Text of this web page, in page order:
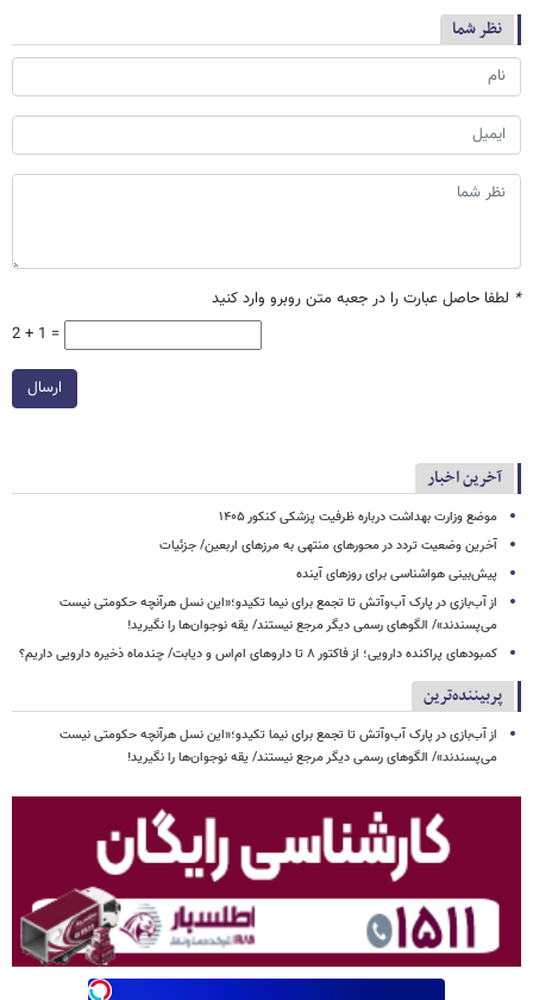
نظر شما
* لطفا حاصل عبارت را در جعبه متن روبرو وارد کنید
2 + 1 =
ارسال
آخرین اخبار
موضع وزارت بهداشت درباره ظرفیت پزشکی کنکور ۱۴۰۵
آخرین وضعیت تردد در محورهای منتهی به مرزهای اربعین/ جزئیات
پیش‌بینی هواشناسی برای روزهای آینده
از آب‌بازی در پارک آب‌وآتش تا تجمع برای نیما تکیدو؛«این نسل هرآنچه حکومتی نیست
می‌پسندند»/ الگوهای رسمی دیگر مرجع نیستند/ یقه نوجوان‌ها را نگیرید!
کمبودهای پراکنده دارویی؛ از فاکتور ۸ تا داروهای ام‌اس و دیابت/ چندماه ذخیره دارویی داریم؟
پربیننده‌ترین
از آب‌بازی در پارک آب‌وآتش تا تجمع برای نیما تکیدو؛«این نسل هرآنچه حکومتی نیست
می‌پسندند»/ الگوهای رسمی دیگر مرجع نیستند/ یقه نوجوان‌ها را نگیرید!